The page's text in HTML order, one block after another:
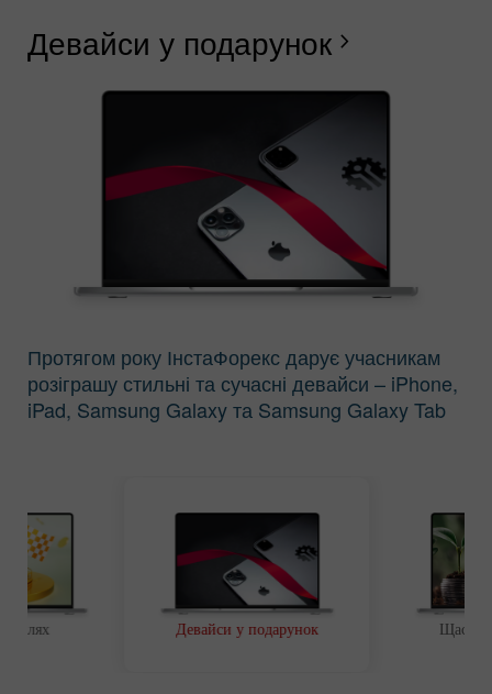
Девайси у подарунок chevron_right
Протягом року ІнстаФорекс дарує учасникам
розіграшу стильні та сучасні девайси – iPhone,
iPad, Samsung Galaxy та Samsung Galaxy Tab
шлях Девайси у подарунок